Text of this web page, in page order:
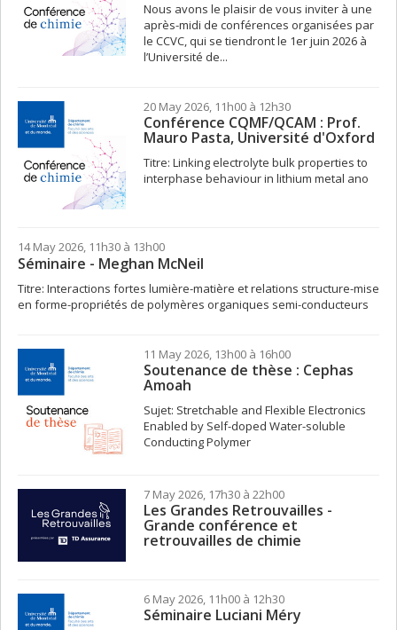
Nous avons le plaisir de vous inviter à une
après-midi de conférences organisées par
le CCVC, qui se tiendront le 1er juin 2026 à
l’Université de...
20 May 2026, 11h00 à 12h30
Conférence CQMF/QCAM : Prof.
Mauro Pasta, Université d'Oxford
Titre: Linking electrolyte bulk properties to
interphase behaviour in lithium metal ano
14 May 2026, 11h30 à 13h00
Séminaire - Meghan McNeil
Titre: Interactions fortes lumière-matière et relations structure-mise
en forme-propriétés de polymères organiques semi-conducteurs
11 May 2026, 13h00 à 16h00
Soutenance de thèse : Cephas
Amoah
Sujet: Stretchable and Flexible Electronics
Enabled by Self-doped Water-soluble
Conducting Polymer
7 May 2026, 17h30 à 22h00
Les Grandes Retrouvailles -
Grande conférence et
retrouvailles de chimie
6 May 2026, 11h00 à 12h30
Séminaire Luciani Méry